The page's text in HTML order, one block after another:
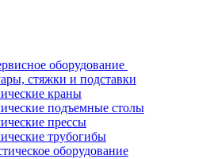
оборудование
стяжки и подставки
краны
подъемные столы
прессы
трубогибы
оборудование